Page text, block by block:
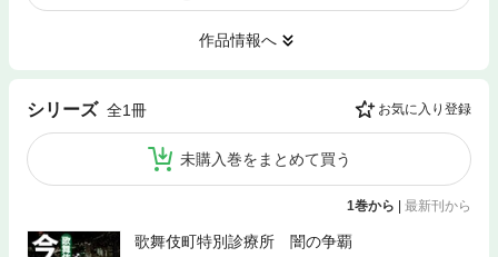
作品情報へ
シリーズ 全1冊 お気に入り登録
未購入巻をまとめて買う
1巻から | 最新刊から
歌舞伎町特別診療所 闇の争覇